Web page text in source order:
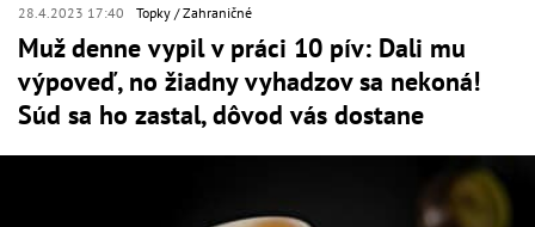
28.4.2023 17:40 Topky Zahraničné
Muž denne vypil v práci 10 pív: Dali mu
výpoveď, no žiadny vyhadzov sa nekoná!
Súd sa ho zastal, dôvod vás dostane